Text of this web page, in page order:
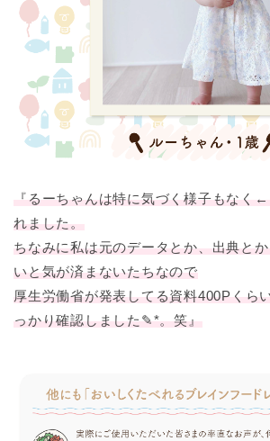
『るーちゃんは特に気づく様子もなく
れました。
ちなみに私は元のデータとか、出典と
いと気が済まないたちなので
厚生労働省が発表してる資料400Pくら
っかり確認しました✎*。笑』